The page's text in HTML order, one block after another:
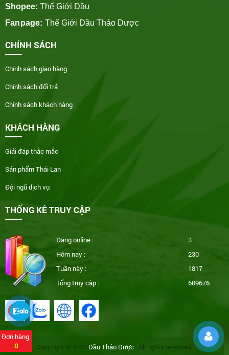
Shopee: Thế Giới Dầu
Fanpage: Thế Giới Dầu Thảo Dược
CHÍNH SÁCH
Chính sách giao hàng
Chính sách đổi trả
Chính sách khách hàng
KHÁCH HÀNG
Giải đáp thắc mắc
Sản phẩm Thái Lan
Đội ngũ dịch vụ
THỐNG KÊ TRUY CẬP
Đang online :
3
Hôm nay :
230
Tuần này :
1817
Tổng truy cập :
609676
Copyright © 2020 Dầu Thảo Dược . All rights reserved.
Đơn hàng:
0